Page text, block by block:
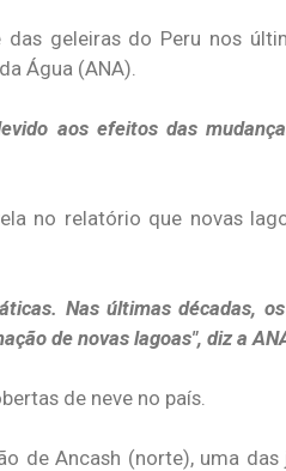
geleiras do Peru nos
Água (ANA).
aos efeitos das
no relatório que novas
Nas últimas décadas,
de novas lagoas", diz a
de neve no país.
de Ancash (norte), uma